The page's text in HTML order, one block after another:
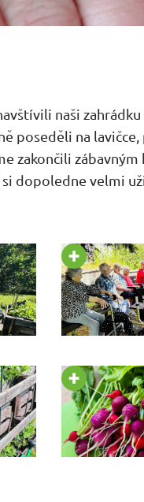
naši
poseděli na
zakončili
dopoledne velmi